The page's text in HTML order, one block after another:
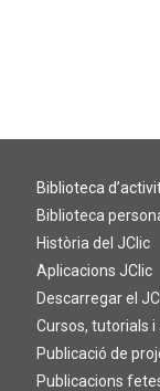
Biblioteca
Biblioteca
Història del JClic
Aplicacions JClic
Descarregar el
Cursos, tutorials i
Publicació de
Publicacions